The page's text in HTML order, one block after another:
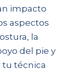
impacto
aspectos
la
del pie y
tu técnica